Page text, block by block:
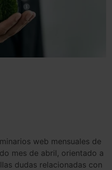
web mensuales de
mes de abril, orientado a
dudas relacionadas con